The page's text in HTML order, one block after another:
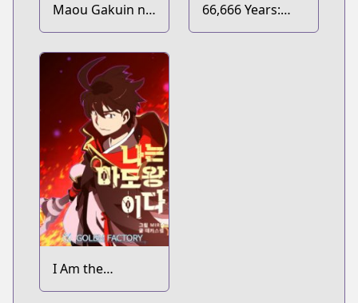
Maou Gakuin no
Futekigousha:
Shijou Saikyou
no Maou no
Shiso, Tensei
shite Shison-
tachi no Gakkou
e Kayou
66,666 Years:
Advent of the
I Am the
Sorcerer King